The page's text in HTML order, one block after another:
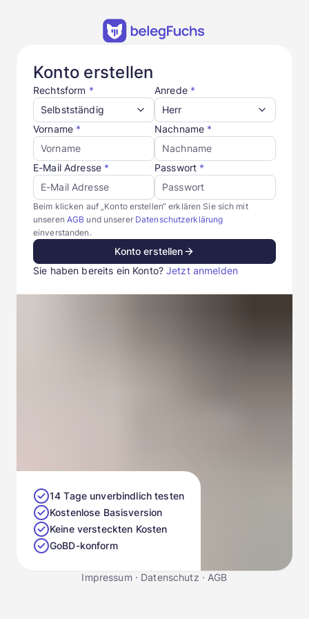
Konto erstellen
Rechtsform *
Selbstständig
Anrede *
Herr
Vorname * Nachname *
E-Mail Adresse * Passwort *
Beim klicken auf „Konto erstellen“ erklären Sie sich mit
unseren AGB und unserer Datenschutzerklärung
einverstanden.
Konto erstellen
Sie haben bereits ein Konto?Jetzt anmelden
14 Tage unverbindlich testen
Kostenlose Basisversion
Keine versteckten Kosten
GoBD-konform
Impressum · Datenschutz · AGB